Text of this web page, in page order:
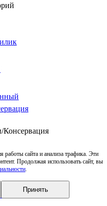
сайта и анализа трафика. Эти
Продолжая использовать сайт, вы
.
Принять
Консервация